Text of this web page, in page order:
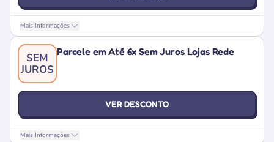
Mais Informações
SEM
JUROS
Parcele em Até 6x Sem Juros Lojas Rede
VER DESCONTO
Mais Informações